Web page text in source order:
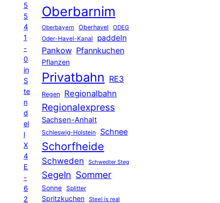
5
5
4
1
-
0
in
S
te
n
d
el
l
X
4
E
-
6
2
Oberbarnim
Oberbayern Oberhavel ODEG
Oder-Havel-Kanal paddeln
Pankow Pfannkuchen
Pflanzen
Privatbahn RE3
Regen Regionalbahn
Regionalexpress
Sachsen-Anhalt
Schleswig-Holstein Schnee
Schorfheide
Schweden Schwedter Steg
Segeln Sommer
Sonne Splitter
Spritzkuchen Steel is real